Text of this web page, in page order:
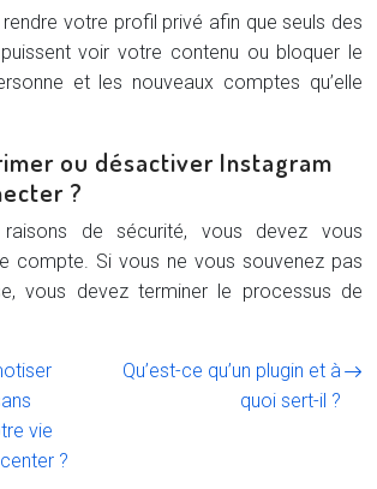
votre profil privé afin que seuls des
voir votre contenu ou bloquer le
et les nouveaux comptes qu’elle
ou désactiver Instagram
?
de sécurité, vous devez vous
compte. Si vous ne vous souvenez pas
vous devez terminer le processus de
vie
?
Qu’est-ce qu’un plugin et à
quoi sert-il ?